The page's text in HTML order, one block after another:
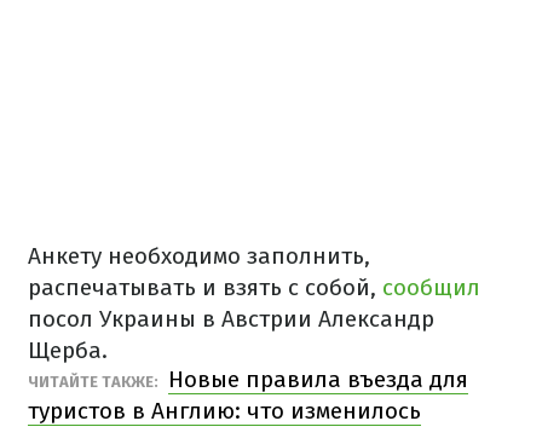
Анкету необходимо заполнить,
распечатывать и взять с собой, сообщил
посол Украины в Австрии Александр
Щерба.
ЧИТАЙТЕ ТАКЖЕ:
Новые правила въезда для
туристов в Англию: что изменилось